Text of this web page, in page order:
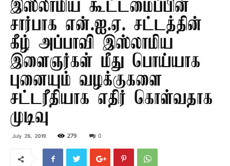
இஸ்லாமிய கூட்டமைப்பின்
சார்பாக என்.ஐ.ஏ. சட்டத்தின்
கீழ் அப்பாவி இஸ்லாமிய
இளைஞர்கள் மீது பொய்யாக
புனையும் வழக்குகளை
சட்டரீதியாக எதிர் கொள்வதாக
முடிவு
July 26, 2019 279 0